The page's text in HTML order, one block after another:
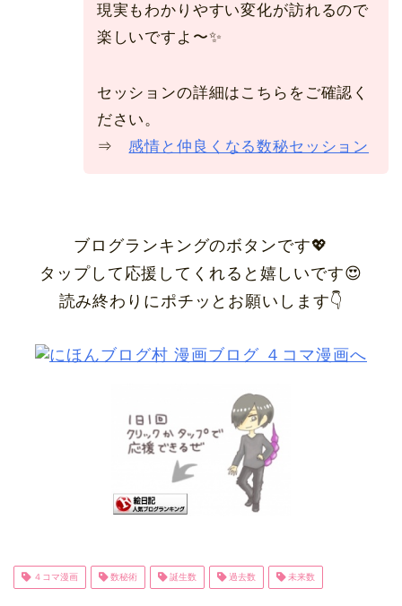
現実もわかりやすい変化が訪れるので
楽しいですよ〜✨
セッションの詳細はこちらをご確認く
ださい。
⇒ 感情と仲良くなる数秘セッション
ブログランキングのボタンです💖
タップして応援してくれると嬉しいです😍
読み終わりにポチッとお願いします👇
４コマ漫画 数秘術 誕生数 過去数 未来数